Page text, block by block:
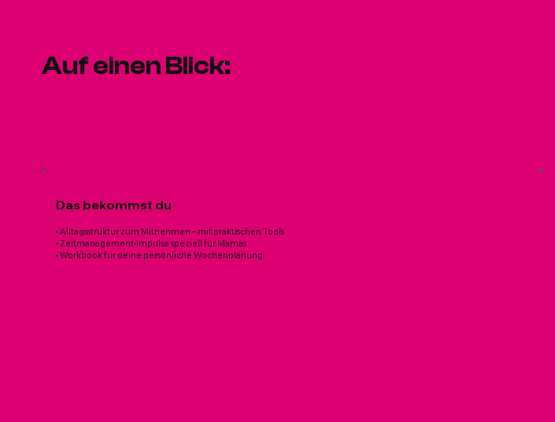
Auf einen Blick:
Das bekommst du
• Alltagsstruktur zum Mitnehmen – mit praktischen Tools
• Zeitmanagement-Impulse speziell für Mamas
• Workbook für deine persönliche Wochenplanung